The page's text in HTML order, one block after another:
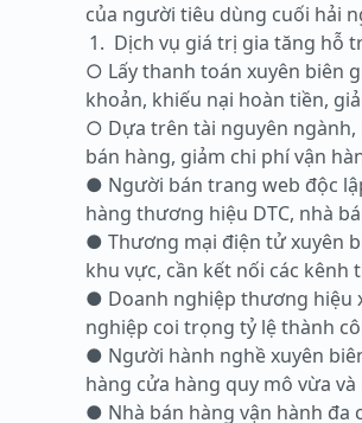
của người tiêu dùng cuối hải
Dịch vụ giá trị gia tăng hỗ
○ Lấy thanh toán xuyên biên
khoản, khiếu nại hoàn tiền,
○ Dựa trên tài nguyên ngành,
bán hàng, giảm chi phí vận
● Người bán trang web độc
hàng thương hiệu DTC, nhà
● Thương mại điện tử xuyên
khu vực, cần kết nối các
● Doanh nghiệp thương hiệu
nghiệp coi trọng tỷ lệ thành
● Người hành nghề xuyên
hàng cửa hàng quy mô vừa
● Nhà bán hàng vận hành đa